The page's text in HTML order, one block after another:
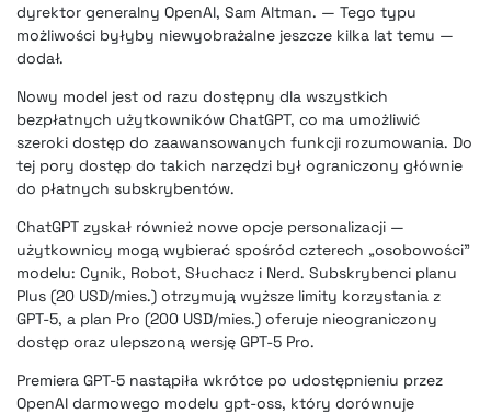
dyrektor generalny OpenAI, Sam Altman. — Tego typu
możliwości byłyby niewyobrażalne jeszcze kilka lat temu —
dodał.
Nowy model jest od razu dostępny dla wszystkich
bezpłatnych użytkowników ChatGPT, co ma umożliwić
szeroki dostęp do zaawansowanych funkcji rozumowania. Do
tej pory dostęp do takich narzędzi był ograniczony głównie
do płatnych subskrybentów.
ChatGPT zyskał również nowe opcje personalizacji —
użytkownicy mogą wybierać spośród czterech „osobowości”
modelu: Cynik, Robot, Słuchacz i Nerd. Subskrybenci planu
Plus (20 USD/mies.) otrzymują wyższe limity korzystania z
GPT-5, a plan Pro (200 USD/mies.) oferuje nieograniczony
dostęp oraz ulepszoną wersję GPT-5 Pro.
Premiera GPT-5 nastąpiła wkrótce po udostępnieniu przez
OpenAI darmowego modelu gpt-oss, który dorównuje